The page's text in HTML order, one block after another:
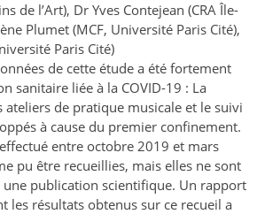
de l’Art), Dr Yves Contejean (CRA Île-
Plumet (MCF, Université Paris Cité),
Paris Cité)
de cette étude a été fortement
sanitaire liée à la COVID-19 : La
ateliers de pratique musicale et le suivi
à cause du premier confinement.
entre octobre 2019 et mars
pu être recueillies, mais elles ne sont
publication scientifique. Un rapport
les résultats obtenus sur ce recueil a